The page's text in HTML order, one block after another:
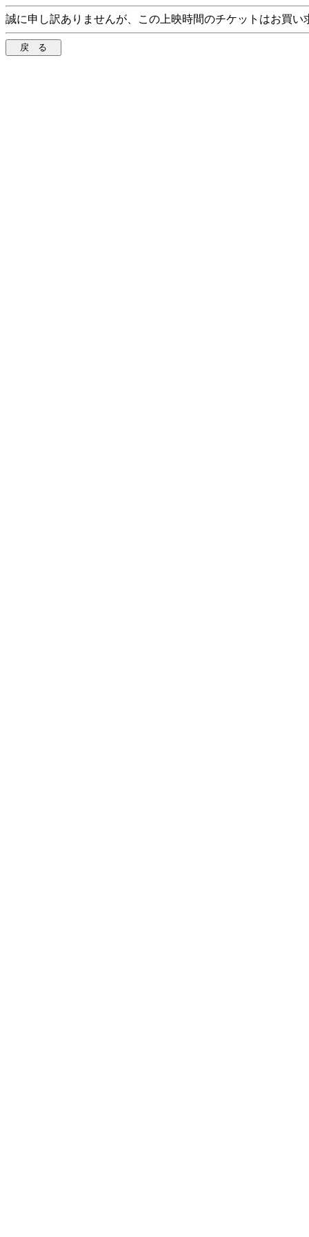
誠に申し訳ありませんが、この上映時間のチケットはお買い